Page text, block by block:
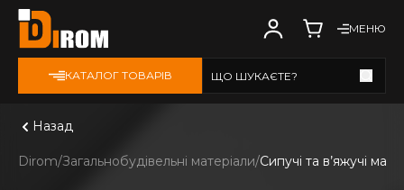
МЕНЮ
КАТАЛОГ ТОВАРІВ ЩО ШУКАЄТЕ?
Назад
Dirom Загальнобудівельні матеріали Сипучі та в’яжучі